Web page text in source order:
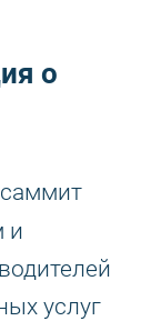
о
и
услуг